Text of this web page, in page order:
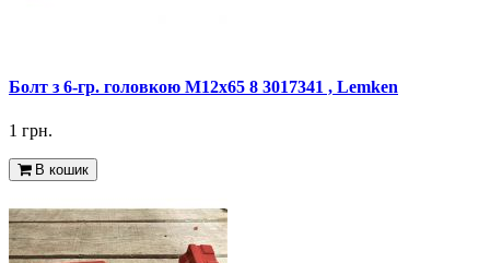
Болт з 6-гр. головкою M12x65 8 3017341 , Lemken
1 грн.
В кошик